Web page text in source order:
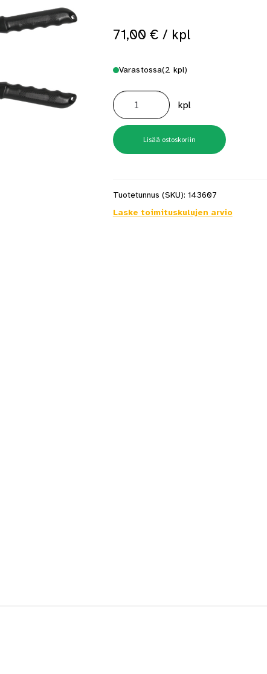
71,00 € / kpl
Varastossa(2 kpl)
Voimapihdit
/
pulttisakset
1050mm
Promaster
määrä
kpl
Lisää ostoskoriin
Tuotetunnus (SKU): 143607
Laske toimituskulujen arvio